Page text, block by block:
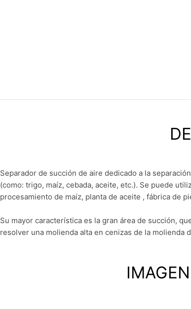
Separador de succión de aire dedicado a la
(como: trigo, maíz, cebada, aceite, etc.). Se puede
procesamiento de maíz, planta de aceite , fábrica de
Su mayor característica es la gran área de succión,
resolver una molienda alta en cenizas de la molienda